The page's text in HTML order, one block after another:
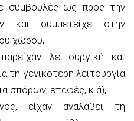
συμβουλές ως προς την
και συμμετείχε στην
χώρου,
λειτουργική και
τη γενικότερη λειτουργία
σπόρων, επαφές, κ.ά),
είχαν αναλάβει τη